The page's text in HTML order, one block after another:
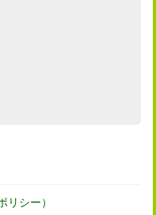
リシー）